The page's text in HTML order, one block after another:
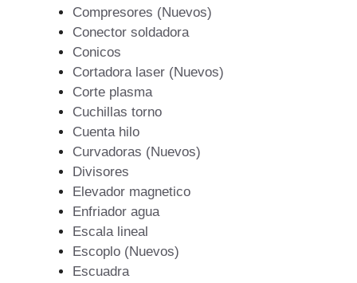
Compresores (Nuevos)
Conector soldadora
Conicos
Cortadora laser (Nuevos)
Corte plasma
Cuchillas torno
Cuenta hilo
Curvadoras (Nuevos)
Divisores
Elevador magnetico
Enfriador agua
Escala lineal
Escoplo (Nuevos)
Escuadra